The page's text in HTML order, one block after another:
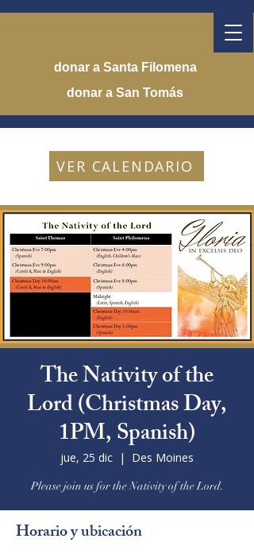
donar a Santa Filomena
donar a San Tomás
VER CALENDARIO
The Nativity of the
Lord (Christmas Day,
1PM, Spanish)
jue, 25 dic
  |
Des Moines
Please join us for the Nativity of the Lord.
Horario y ubicación